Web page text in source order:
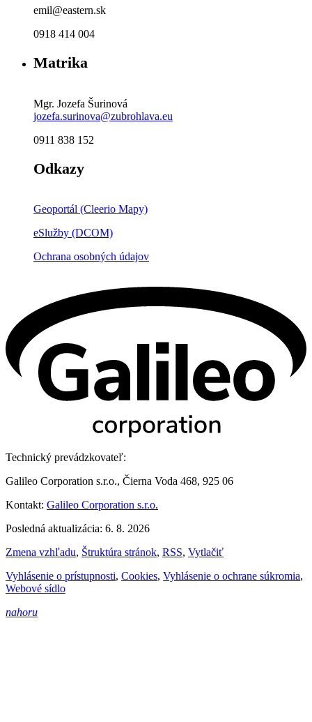
emil@eastern.sk
0918 414 004
Matrika
Mgr. Jozefa Šurinová
jozefa.surinova@zubrohlava.eu
0911 838 152
Odkazy
Geoportál (Cleerio Mapy)
eSlužby (DCOM)
Ochrana osobných údajov
Technický prevádzkovateľ:
Galileo Corporation s.r.o., Čierna Voda 468, 925 06
Kontakt: Galileo Corporation s.r.o.
Posledná aktualizácia: 6. 8. 2026
Zmena vzhľadu, Štruktúra stránok, RSS, Vytlačiť
Vyhlásenie o prístupnosti, Cookies, Vyhlásenie o ochrane súkromia,
Webové sídlo
nahoru